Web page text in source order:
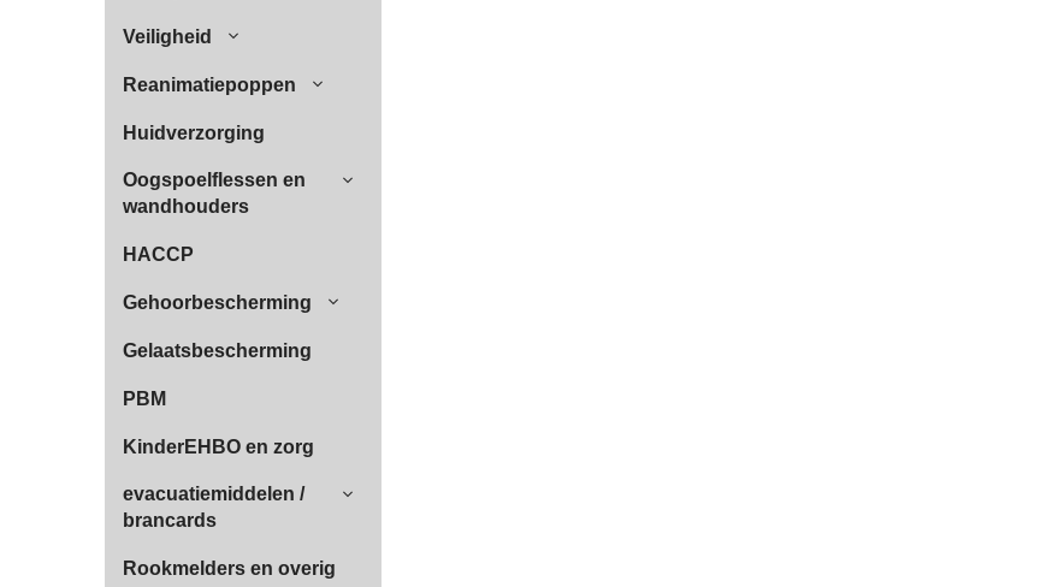
Veiligheid
Reanimatiepoppen
Huidverzorging
Oogspoelflessen en
wandhouders
HACCP
Gehoorbescherming
Gelaatsbescherming
PBM
KinderEHBO en zorg
evacuatiemiddelen /
brancards
Rookmelders en overig